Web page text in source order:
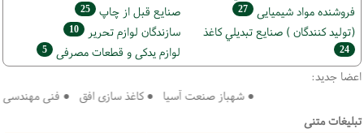
فروشنده مواد شیمیایی 27 صنايع قبل از چاپ 25
(تولید كنندگان ) صنايع تبديلي كاغذ
24
سازندگان لوازم تحریر 10
لوازم یدکی و قطعات مصرفی 5
اعضا جدید:
● شهباز صنعت آسیا ● کاغذ سازی افق ● فنی مهندسی
تبلیغات متنی